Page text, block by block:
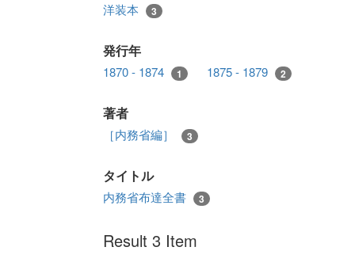
洋装本 3
発行年
1870 - 1874 1 1875 - 1879 2
著者
［内務省編］ 3
タイトル
内務省布達全書 3
Result 3 Item